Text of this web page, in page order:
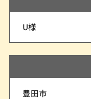
U様
豊田市